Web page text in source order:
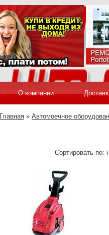
О компании
Главная » Автомоечное
Сортировать по: